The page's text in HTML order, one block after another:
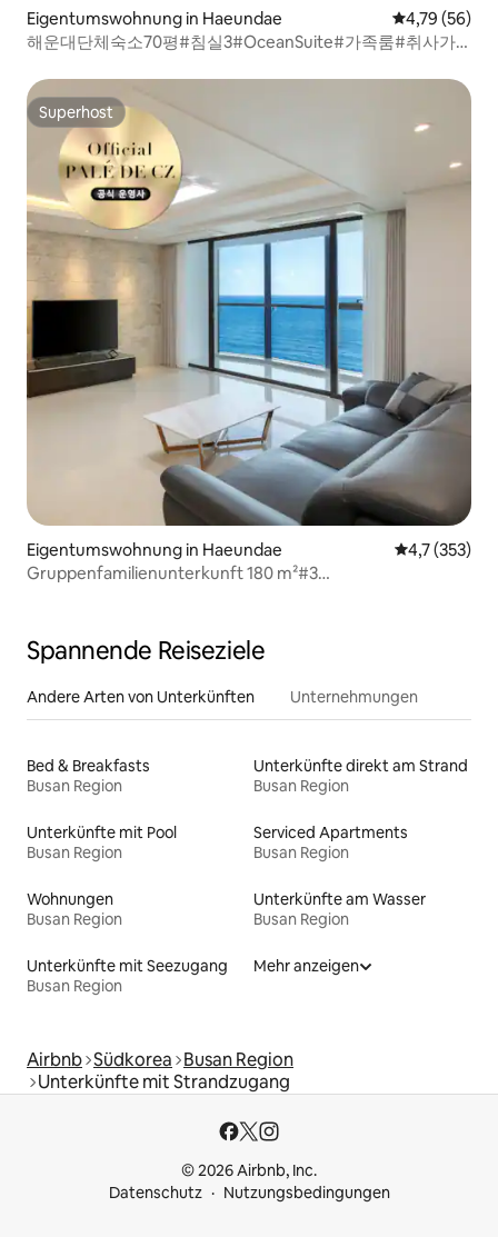
Eigentumswohnung in Haeundae
4,79 (56)
해운대단체숙소70평#침실3#OceanSuite#가족룸#취사가
Superhost
Superhost
Eigentumswohnung in Haeundae
4,7 (353)
Gruppenfamilienunterkunft 180 m²#3
Sandstrand#Langzeitaufenthalt#Heilungsaufenthalt#DL3
Spannende Reiseziele
Andere Arten von Unterkünften Unternehmungen
Bed & Breakfasts
Busan Region
Unterkünfte direkt am Strand
Busan Region
Unterkünfte mit Pool
Busan Region
Serviced Apartments
Busan Region
Wohnungen
Busan Region
Unterkünfte am Wasser
Busan Region
Unterkünfte mit Seezugang
Busan Region
Mehr anzeigen
Airbnb Südkorea Busan Region
Unterkünfte mit Strandzugang
© 2026 Airbnb, Inc.
Datenschutz
Nutzungsbedingungen